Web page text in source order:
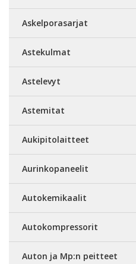
Askelporasarjat
Astekulmat
Astelevyt
Astemitat
Aukipitolaitteet
Aurinkopaneelit
Autokemikaalit
Autokompressorit
Auton ja Mp:n peitteet